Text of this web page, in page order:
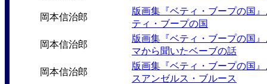
岡本信治郎
版画集『ベティ・ブープの国
ティ・ブープの国
岡本信治郎
版画集『ベティ・ブープの国
マから聞いたベーブの話
岡本信治郎
版画集『ベティ・ブープの国
スアンゼルス・ブルース